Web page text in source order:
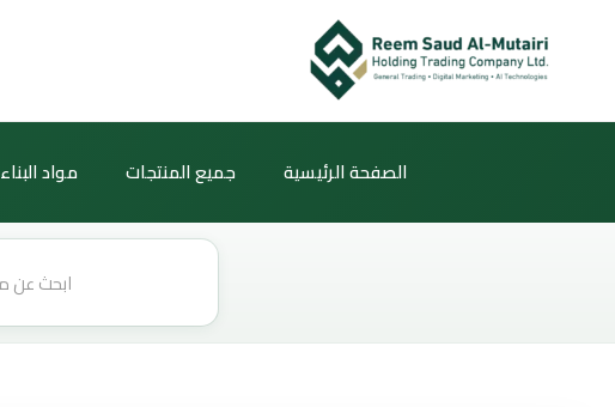
الصفحة الرئيسية جميع المنتجات مواد البناء
Products